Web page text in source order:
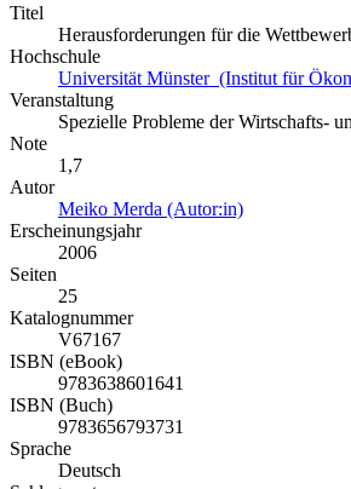
Titel
Herausforderungen für die
Hochschule
Universität Münster (Institut für
Veranstaltung
Spezielle Probleme der Wirtschafts-
Note
1,7
Autor
Meiko Merda (Autor:in)
Erscheinungsjahr
2006
Seiten
25
Katalognummer
V67167
ISBN (eBook)
9783638601641
ISBN (Buch)
9783656793731
Sprache
Deutsch